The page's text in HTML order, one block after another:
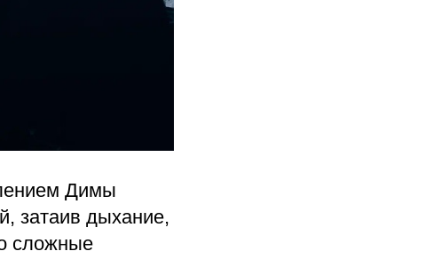
Димы
затаив дыхание,
сложные